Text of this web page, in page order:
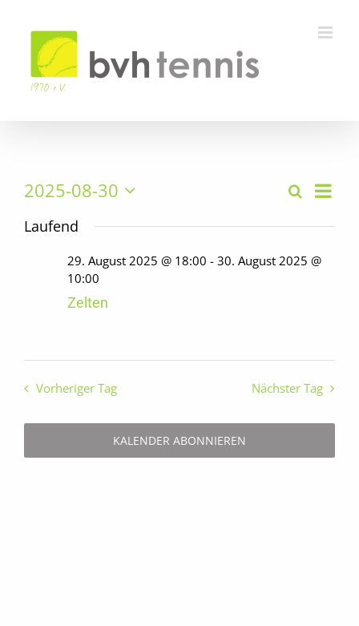
springen
Ansichten,
Suche
Tag
2025-08-30
wählen.
Laufend
29. August 2025 @ 18:00 -30. August 2025 @
10:00
Zelten
Vorheriger Tag Nächster Tag
KALENDER ABONNIEREN